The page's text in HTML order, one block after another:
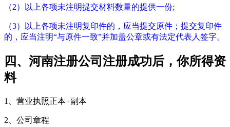
（2）以上各项未注明提交材料数量的提供一份;
（3）以上各项未注明复印件的，应当提交原件；提交复印件
的，应当注明“与原件一致”并加盖公章或有法定代表人签字。
四、河南注册公司注册成功后，你所得资
料
1、营业执照正本+副本
2、公司章程